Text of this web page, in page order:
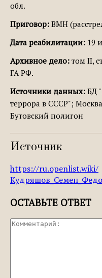
обл.
Приговор: ВМН
Дата реабилитации: 19
Архивное дело: том II,
ГА РФ.
Источники данных: БД
террора в СССР";
Бутовский полигон
Источник
https://ru.openlist.wiki/
ОСТАВЬТЕ ОТВЕТ